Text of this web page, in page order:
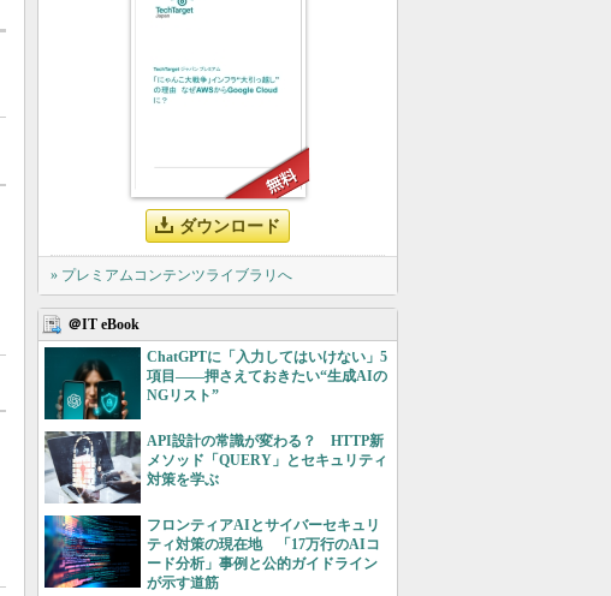
ダウンロード
» プレミアムコンテンツライブラリへ
＠IT eBook
ChatGPTに「入力してはいけない」5
項目――押さえておきたい“生成AIの
NGリスト”
API設計の常識が変わる？ HTTP新
メソッド「QUERY」とセキュリティ
対策を学ぶ
フロンティアAIとサイバーセキュリ
ティ対策の現在地 「17万行のAIコ
ード分析」事例と公的ガイドライン
が示す道筋